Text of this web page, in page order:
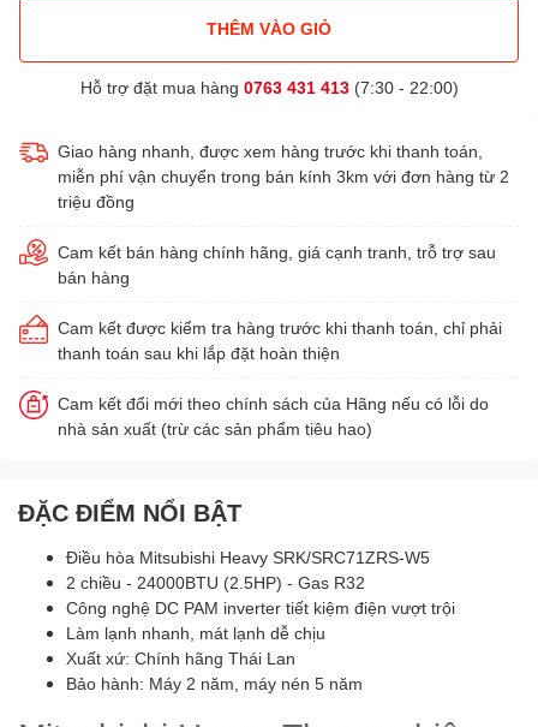
THÊM VÀO GIỎ
Hỗ trợ đặt mua hàng 0763 431 413(7:30 - 22:00)
Giao hàng nhanh, được xem hàng trước khi thanh toán,
miễn phí vận chuyển trong bán kính 3km với đơn hàng từ 2
triệu đồng
Cam kết bán hàng chính hãng, giá cạnh tranh, trỗ trợ sau
bán hàng
Cam kết được kiểm tra hàng trước khi thanh toán, chỉ phải
thanh toán sau khi lắp đặt hoàn thiện
Cam kết đổi mới theo chính sách của Hãng nếu có lỗi do
nhà sản xuất (trừ các sản phẩm tiêu hao)
ĐẶC ĐIỂM NỔI BẬT
Điều hòa Mitsubishi Heavy SRK/SRC71ZRS-W5
2 chiều - 24000BTU (2.5HP) - Gas R32
Công nghệ DC PAM inverter tiết kiệm điện vượt trội
Làm lạnh nhanh, mát lạnh dễ chịu
Xuất xứ: Chính hãng Thái Lan
Bảo hành: Máy 2 năm, máy nén 5 năm